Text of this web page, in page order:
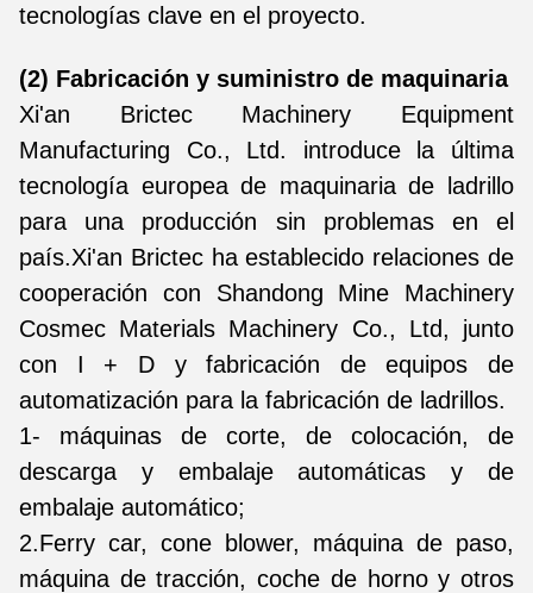
tecnologías clave en el proyecto.
(2) Fabricación y suministro de maquinaria
Xi'an Brictec Machinery Equipment
Manufacturing Co., Ltd. introduce la última
tecnología europea de maquinaria de ladrillo
para una producción sin problemas en el
país.Xi'an Brictec ha establecido relaciones de
cooperación con Shandong Mine Machinery
Cosmec Materials Machinery Co., Ltd, junto
con I + D y fabricación de equipos de
automatización para la fabricación de ladrillos.
1- máquinas de corte, de colocación, de
descarga y embalaje automáticas y de
embalaje automático;
2.Ferry car, cone blower, máquina de paso,
máquina de tracción, coche de horno y otros